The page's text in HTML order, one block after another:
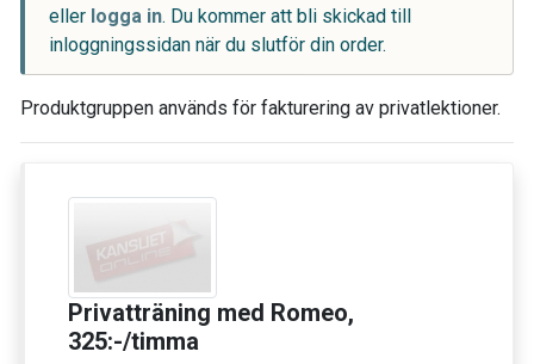
eller logga in. Du kommer att bli skickad till
inloggningssidan när du slutför din order.
Produktgruppen används för fakturering av privatlektioner.
Privatträning med Romeo,
325:-/timma